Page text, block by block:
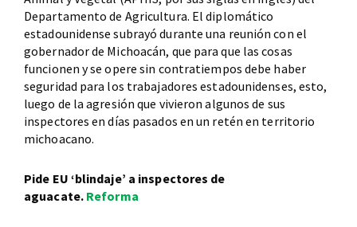
Departamento de Agricultura. El diplomático
estadounidense subrayó durante una reunión con el
gobernador de Michoacán, que para que las cosas
funcionen y se opere sin contratiempos debe haber
seguridad para los trabajadores estadounidenses, esto,
luego de la agresión que vivieron algunos de sus
inspectores en días pasados en un retén en territorio
michoacano.
Pide EU ‘blindaje’ a inspectores de
aguacate. Reforma